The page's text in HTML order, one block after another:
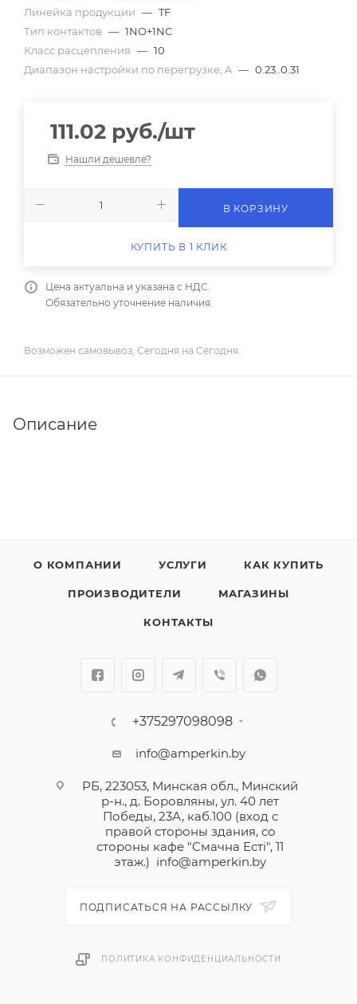
Линейка продукции — TF
Тип контактов — 1NO+1NC
Класс расцепления — 10
Диапазон настройки по перегрузке, A — 0.23..0.31
111.02 руб./шт
Нашли дешевле?
В КОРЗИНУ
КУПИТЬ В 1 КЛИК
Цена актуальна и указана с НДС.
Обязательно уточнение наличия.
Возможен самовывоз, Сегодня на Сегодня.
Описание
О КОМПАНИИ УСЛУГИ КАК КУПИТЬ
ПРОИЗВОДИТЕЛИ МАГАЗИНЫ
КОНТАКТЫ
+375297098098
info@amperkin.by
РБ, 223053, Минская обл., Минский
р-н., д. Боровляны, ул. 40 лет
Победы, 23А, каб.100 (вход с
правой стороны здания, со
стороны кафе "Смачна Естi", 11
этаж.) info@amperkin.by
ПОДПИСАТЬСЯ НА РАССЫЛКУ
ПОЛИТИКА КОНФИДЕНЦИАЛЬНОСТИ